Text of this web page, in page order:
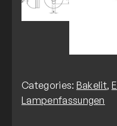
Categories: Bakelit,
Lampenfassungen